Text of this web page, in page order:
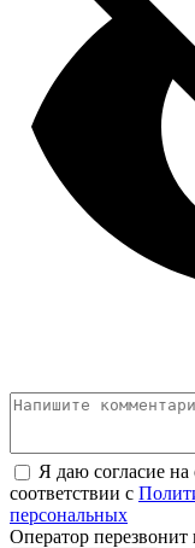
Я даю согласие на
соответствии с
персональных
Оператор перезвонит